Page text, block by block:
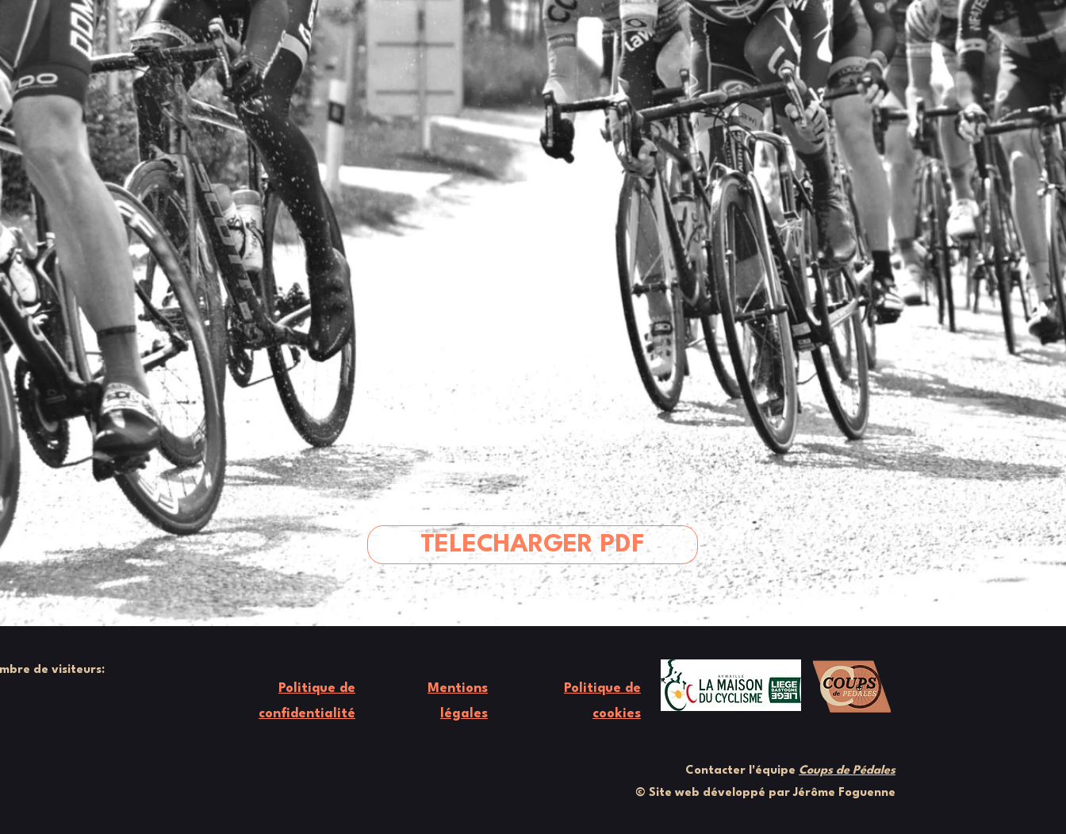
TELECHARGER PDF
de visiteurs:
Politique de
confidentialité
Mentions
légales
Politique de
cookies
Contacter l'équipe Coups de Pédales
© Site web développé par Jérôme Foguenne